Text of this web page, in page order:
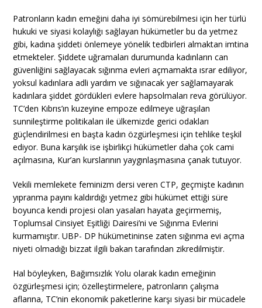
Patronların kadın emeğini daha iyi sömürebilmesi için her türlü
hukuki ve siyasi kolaylığı sağlayan hükümetler bu da yetmez
gibi, kadına şiddeti önlemeye yönelik tedbirleri almaktan imtina
etmekteler. Şiddete uğramaları durumunda kadınların can
güvenliğini sağlayacak sığınma evleri açmamakta ısrar ediliyor,
yoksul kadınlara adli yardım ve sığınacak yer sağlamayarak
kadınlara şiddet gördükleri evlere hapsolmaları reva görülüyor.
TC’den Kıbrıs’ın kuzeyine empoze edilmeye uğraşılan
sunnileştirme politikaları ile ülkemizde gerici odakları
güçlendirilmesi en başta kadın özgürleşmesi için tehlike teşkil
ediyor. Buna karşılık ise işbirlikçi hükümetler daha çok cami
açılmasına, Kur’an kurslarının yaygınlaşmasına çanak tutuyor.
Vekili memlekete feminizm dersi veren CTP, geçmişte kadının
yıpranma payını kaldırdığı yetmez gibi hükümet ettiği süre
boyunca kendi projesi olan yasaları hayata geçirmemiş,
Toplumsal Cinsiyet Eşitliği Dairesi’ni ve Sığınma Evlerini
kurmamıştır. UBP- DP hükümetininse zaten sığınma evi açma
niyeti olmadığı bizzat ilgili bakan tarafından zikredilmiştir.
Hal böyleyken, Bağımsızlık Yolu olarak kadın emeğinin
özgürleşmesi için; özelleştirmelere, patronların çalışma
aflarına, TC’nin ekonomik paketlerine karşı siyasi bir mücadele